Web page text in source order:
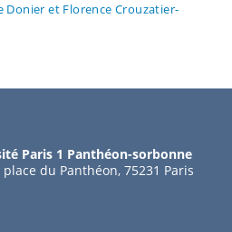
Donier et Florence Crouzatier-
Paris 1 Panthéon-sorbonne
du Panthéon, 75231 Paris